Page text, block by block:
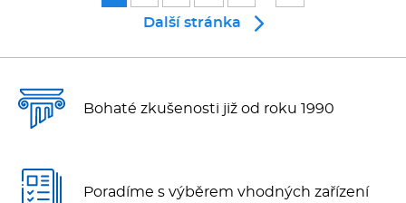
Další stránka
Bohaté zkušenosti již od roku 1990
Poradíme s výběrem vhodných zařízení